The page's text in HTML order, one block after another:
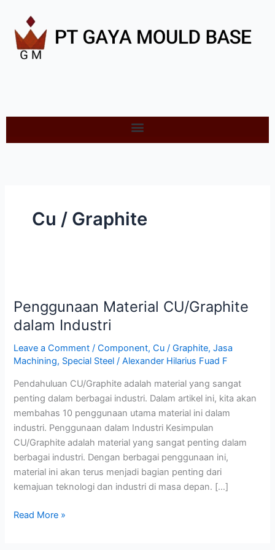
content
Cu / Graphite
Penggunaan Material CU/Graphite
dalam Industri
Leave a Comment /Component,Cu / Graphite,Jasa
Machining, Special Steel /Alexander Hilarius Fuad F
Pendahuluan CU/Graphite adalah material yang sangat
penting dalam berbagai industri. Dalam artikel ini, kita akan
membahas 10 penggunaan utama material ini dalam
industri. Penggunaan dalam Industri Kesimpulan
CU/Graphite adalah material yang sangat penting dalam
berbagai industri. Dengan berbagai penggunaan ini,
material ini akan terus menjadi bagian penting dari
kemajuan teknologi dan industri di masa depan. […]
CU/Graphite
dalam
Read More »